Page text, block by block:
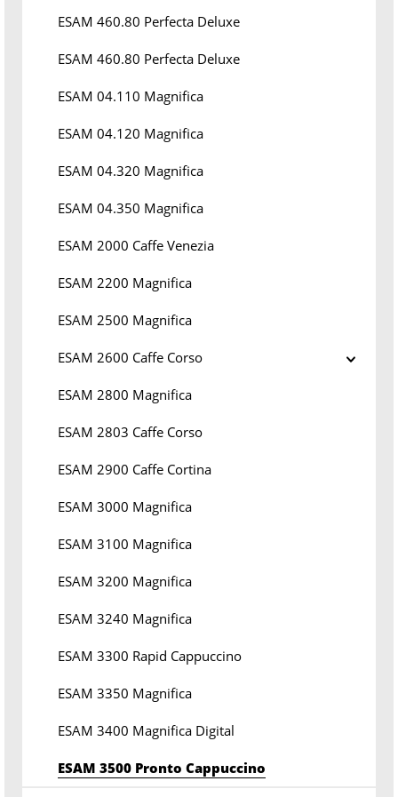
ESAM 460.80 Perfecta Deluxe
ESAM 460.80 Perfecta Deluxe
ESAM 04.110 Magnifica
ESAM 04.120 Magnifica
ESAM 04.320 Magnifica
ESAM 04.350 Magnifica
ESAM 2000 Caffe Venezia
ESAM 2200 Magnifica
ESAM 2500 Magnifica
ESAM 2600 Caffe Corso
ESAM 2800 Magnifica
ESAM 2803 Caffe Corso
ESAM 2900 Caffe Cortina
ESAM 3000 Magnifica
ESAM 3100 Magnifica
ESAM 3200 Magnifica
ESAM 3240 Magnifica
ESAM 3300 Rapid Cappuccino
ESAM 3350 Magnifica
ESAM 3400 Magnifica Digital
ESAM 3500 Pronto Cappuccino